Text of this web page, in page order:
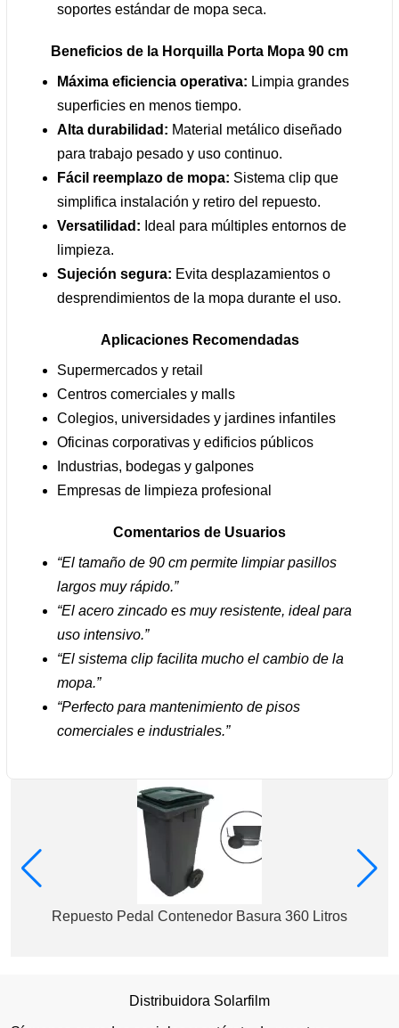
soportes estándar de mopa seca.
Beneficios de la Horquilla Porta Mopa 90 cm
Máxima eficiencia operativa: Limpia grandes
superficies en menos tiempo.
Alta durabilidad: Material metálico diseñado
para trabajo pesado y uso continuo.
Fácil reemplazo de mopa: Sistema clip que
simplifica instalación y retiro del repuesto.
Versatilidad: Ideal para múltiples entornos de
limpieza.
Sujeción segura: Evita desplazamientos o
desprendimientos de la mopa durante el uso.
Aplicaciones Recomendadas
Supermercados y retail
Centros comerciales y malls
Colegios, universidades y jardines infantiles
Oficinas corporativas y edificios públicos
Industrias, bodegas y galpones
Empresas de limpieza profesional
Comentarios de Usuarios
“El tamaño de 90 cm permite limpiar pasillos
largos muy rápido.”
“El acero zincado es muy resistente, ideal para
uso intensivo.”
“El sistema clip facilita mucho el cambio de la
mopa.”
“Perfecto para mantenimiento de pisos
comerciales e industriales.”
Repuesto Pedal Contenedor Basura 360 Litros
Distribuidora Solarfilm